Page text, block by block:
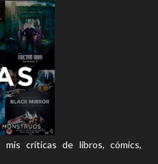
críticas de libros, cómics,